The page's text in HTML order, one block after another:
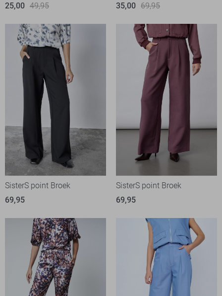
25,00 49,95 35,00 69,95
SisterS point Broek
69,95
SisterS point Broek
69,95